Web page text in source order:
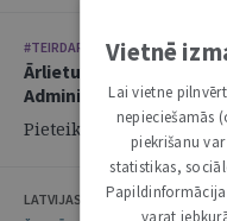
#TEIRDARBS
Ārlietu ministrija aicina
Administratīvi tiesiskās
Pieteikšanās līdz:
LATVIJAS ZVĒRINĀTU
Vietnē
Lai vietne
nepieciešamās
piekrišanu
statistikas,
varat